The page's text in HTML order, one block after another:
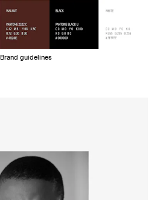
Brand guidelines